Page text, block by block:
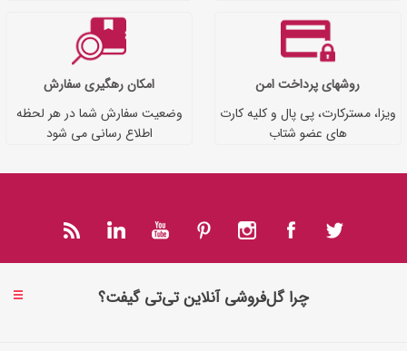
روشهای پرداخت امن
ویزا، مسترکارت، پی پال و کلیه کارت
های عضو شتاب
امکان رهگیری سفارش
وضعیت سفارش شما در هر لحظه
اطلاع رسانی می شود
چرا گل‌فروشی آنلاین تی‌تی گیفت؟